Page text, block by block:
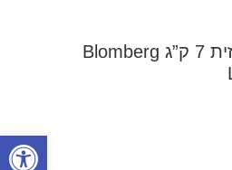
מכונת כביסה פתח חזית 7 ק”ג Blomberg
פתח